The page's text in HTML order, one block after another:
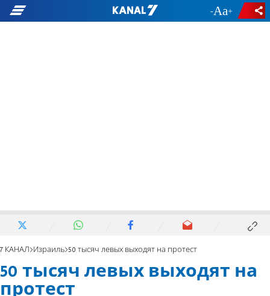
- +
7 КАНАЛ Израиль 50 тысяч левых выходят на протест
50 тысяч левых выходят на
протест